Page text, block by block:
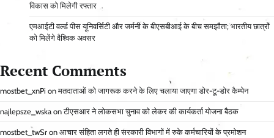
विकास को मिलेगी रफ्तार
एमआईटी वर्ल्ड पीस यूनिवर्सिटी और जर्मनी के बीएसबीआई के बीच समझौता; भारतीय छात्रों
को मिलेंगे वैश्विक अवसर
Recent Comments
mostbet_xnPi onमतदाताओं को जागरूक करने के लिए चलाया जाएगा डोर-टू-डोर कैम्पेन
najlepsze_wska onटीएसआर ने लोकसभा चुनाव को लेकर की कार्यकर्ता योजना बैठक
mostbet_twSr on आचार संहिता लगते ही सरकारी विभागों में रुके कर्मचारियों के प्रमोशन